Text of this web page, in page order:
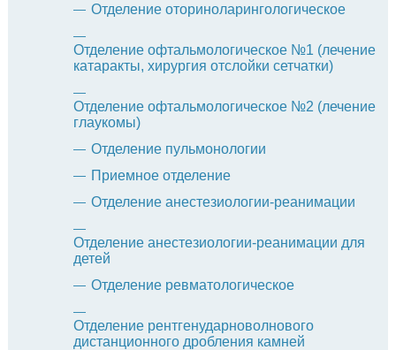
Отделение оториноларингологическое
Отделение офтальмологическое №1 (лечение
катаракты, хирургия отслойки сетчатки)
Отделение офтальмологическое №2 (лечение
глаукомы)
Отделение пульмонологии
Приемное отделение
Отделение анестезиологии-реанимации
Отделение анестезиологии-реанимации для
детей
Отделение ревматологическое
Отделение рентгенударноволнового
дистанционного дробления камней